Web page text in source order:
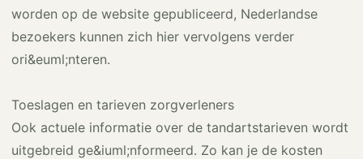
worden op de website gepubliceerd, Nederlandse
bezoekers kunnen zich hier vervolgens verder
ori&euml;nteren.
Toeslagen en tarieven zorgverleners
Ook actuele informatie over de tandartstarieven wordt
uitgebreid ge&iuml;nformeerd. Zo kan je de kosten